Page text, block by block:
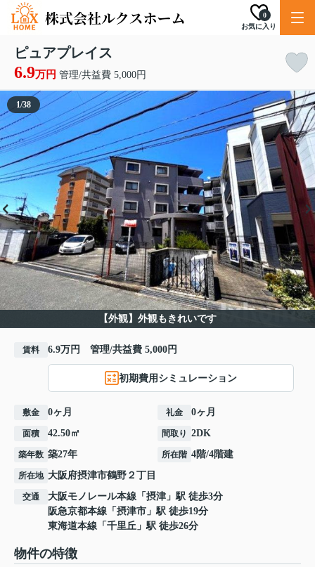
お気に入り
0
ピュアプレイス
6.9万円 管理/共益費 5,000円
【外観】外観もきれいです
1/38
賃料 6.9万円 管理/共益費 5,000円
初期費用シミュレーション
敷金 0ヶ月 礼金 0ヶ月
面積 42.50㎡ 間取り 2DK
築年数 築27年 所在階 4階/4階建
所在地 大阪府摂津市鶴野 ２丁目
交通 大阪モノレール本線 「 摂津 」駅 徒歩3分
阪急京都本線 「 摂津市 」駅 徒歩19分
東海道本線 「 千里丘 」駅 徒歩26分
物件の特徴